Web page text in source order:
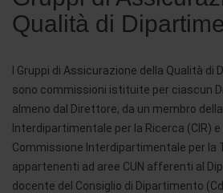
Qualità di
I Gruppi di Assicurazione della Qualità di
sono commissioni istituite per ciascun
almeno dal Direttore, da un membro
Interdipartimentale per la Ricerca (CIR)
Commissione Interdipartimentale per la
appartenenti ad aree CUN afferenti al
docente del Consiglio di Dipartimento